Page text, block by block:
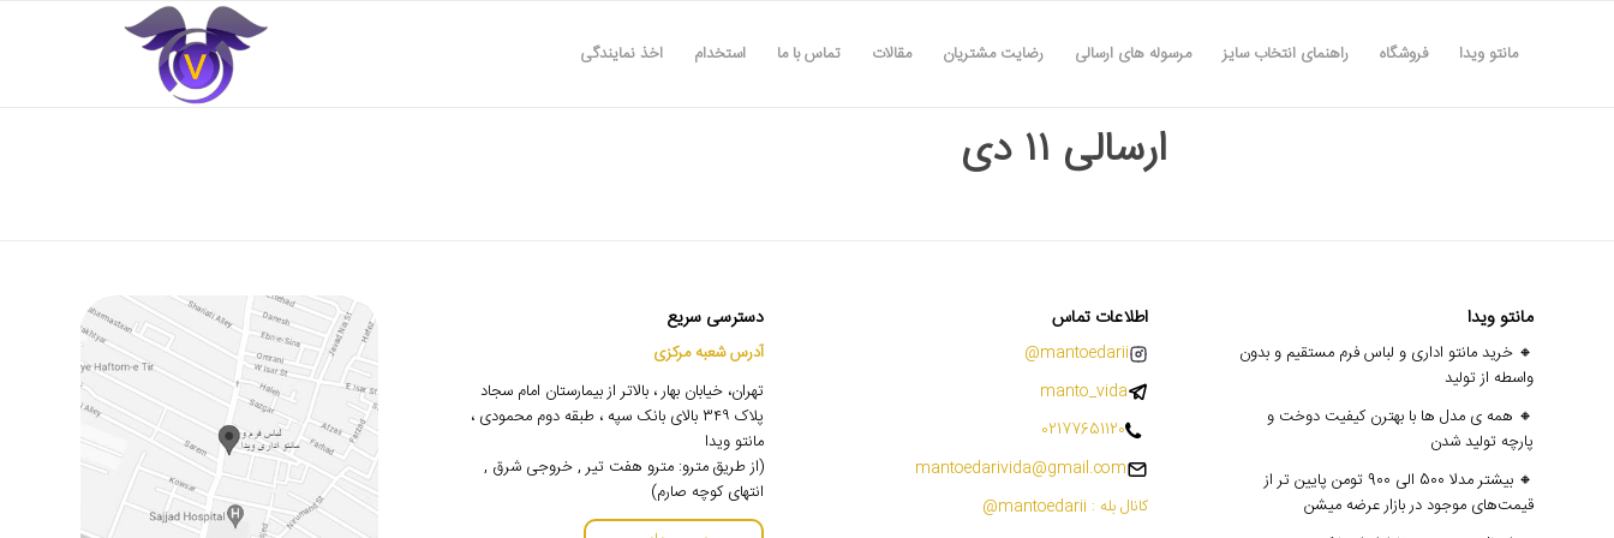
مانتو ویدا فروشگاه راهنمای انتخاب سایز مرسوله های ارسالی رضایت مشتریان مقالات تماس با ما استخدام اخذ نمایندگی
ارسالی ۱۱ دی
مانتو ویدا
🔸 خرید مانتو اداری و لباس فرم مستقیم و بدون
واسطه از تولید
🔸 همه ی مدل ها با بهترن کیفیت دوخت و
پارچه تولید شدن
🔸 بیشتر مدلا 500 الی 900 تومن پایین تر از
قیمت‌های موجود در بازار عرضه میشن
اطلاعات تماس
mantoedarii@
manto_vida
02177651120
mantoedarivida@gmail.com
کانال بله : mantoedarii@
دسترسی سریع
آدرس شعبه مرکزی
تهران، خیابان بهار ، بالاتر از بیمارستان امام سجاد
پلاک ۳۴۹ بالای بانک سپه ، طبقه دوم محمودی ،
مانتو ویدا
(از طریق مترو: مترو هفت تیر , خروجی شرق ,
انتهای کوچه صارم)